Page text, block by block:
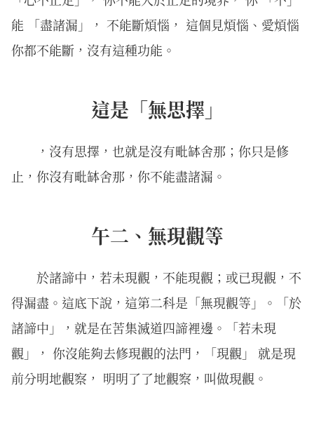
能 「盡諸漏」， 不能斷煩惱， 這個見煩惱、愛煩惱
你都不能斷，沒有這種功能。
這是「無思擇」
，沒有思擇，也就是沒有毗缽舍那；你只是修
止，你沒有毗缽舍那，你不能盡諸漏。
午二、無現觀等
於諸諦中，若未現觀，不能現觀；或已現觀，不
得漏盡。這底下說，這第二科是「無現觀等」。「於
諸諦中」，就是在苦集滅道四諦裡邊。「若未現
觀」， 你沒能夠去修現觀的法門，「現觀」 就是現
前分明地觀察， 明明了了地觀察，叫做現觀。